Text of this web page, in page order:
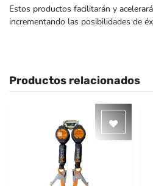
Estos productos facilitarán y
incrementando las posibilidades de
Productos relacionados